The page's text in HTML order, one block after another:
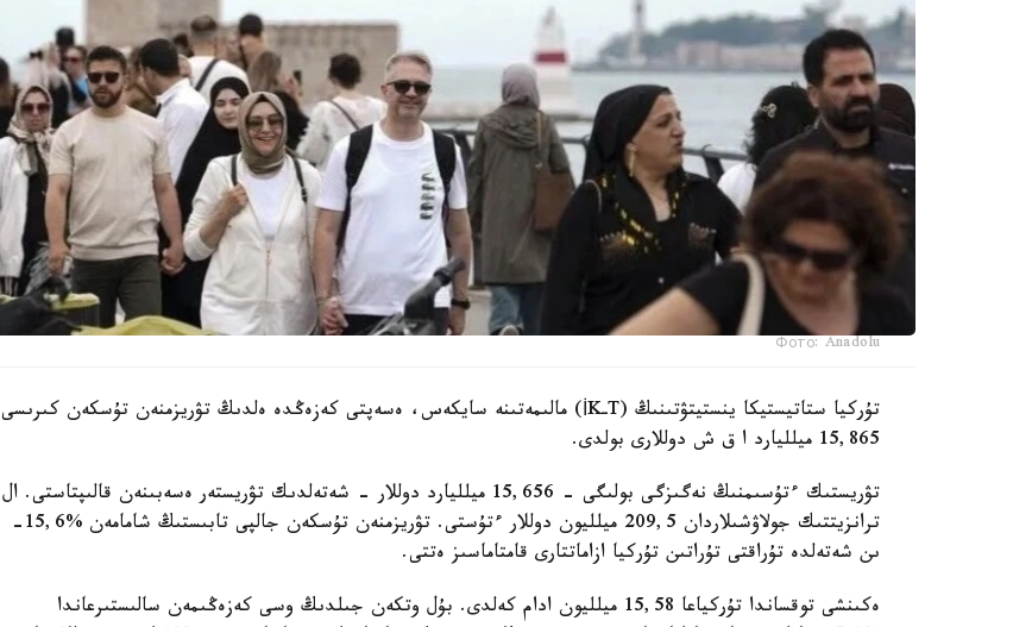
Фото: Anadolu
تۇركيا ستاتيستيكا ينستيتۋتىنىڭ (TـİK) مالىمەتىنە سايكەس، ەسەپتى كەزەڭدە ەلدىڭ تۋريزمنەن تۇسكەن كىرىسى
15,865 ميلليارد ا ق ش دوللارى بولدى.
تۋريستىك ءتۇسىمنىڭ نەگىزگى بولىگى - 15,656 ميلليارد دوللار - شەتەلدىك تۋريستەر ەسەبىنەن قالىپتاستى. ال
ترانزيتتىك جولاۋشىلاردان 209,5 ميلليون دوللار ءتۇستى. تۋريزمنەن تۇسكەن جالپى تابىستىڭ شامامەن %15,6-
ىن شەتەلدە تۇراقتى تۇراتىن تۇركيا ازاماتتارى قامتاماسىز ەتتى.
ەكىنشى توقساندا تۇركياعا 15,58 ميلليون ادام كەلدى. بۇل وتكەن جىلدىڭ وسى كەزەڭىمەن سالىستىرعاندا